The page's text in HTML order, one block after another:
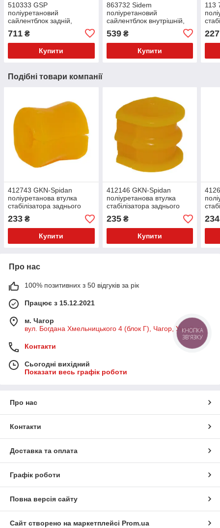
510333 GSP
поліуретановий
сайлентблок задній,
нижнього важеля PolyBush
(аналог) v17
711 ₴
Купити
863732 Sidem
поліуретановий
сайлентблок внутрішній,
важеля PolyBush (аналог)
v17
539₴
Купити
113
227
Подібні товари компанії
412743 GKN-Spidan
поліуретанова втулка
стабілізатора заднього
PolyBush (аналог) v17
233 ₴
Купити
412146 GKN-Spidan
поліуретанова втулка
стабілізатора заднього
PolyBush (аналог) v17
235₴
Купити
234
Про нас
100% позитивних з 50 відгуків за рік
Працює з 15.12.2021
м. Чагор
вул. Богдана Хмельницького 4 (блок Г), Чагор, Україна
Контакти
Сьогодні вихідний
Показати весь графік роботи
Про нас
Контакти
Доставка та оплата
Графік роботи
Повна версія сайту
Сайт створено на маркетплейсі Prom.ua
КНОПКА
ЗВ'ЯЗКУ